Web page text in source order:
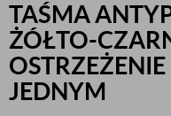
TAŚMA
ŻÓŁTO-
JEDNYM